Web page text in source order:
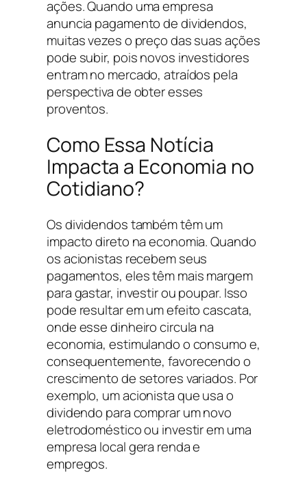
ações. Quando uma empresa
anuncia pagamento de dividendos,
muitas vezes o preço das suas ações
pode subir, pois novos investidores
entram no mercado, atraídos pela
perspectiva de obter esses
proventos.
Como Essa Notícia
Impacta a Economia no
Cotidiano?
Os dividendos também têm um
impacto direto na economia. Quando
os acionistas recebem seus
pagamentos, eles têm mais margem
para gastar, investir ou poupar. Isso
pode resultar em um efeito cascata,
onde esse dinheiro circula na
economia, estimulando o consumo e,
consequentemente, favorecendo o
crescimento de setores variados. Por
exemplo, um acionista que usa o
dividendo para comprar um novo
eletrodoméstico ou investir em uma
empresa local gera renda e
empregos.